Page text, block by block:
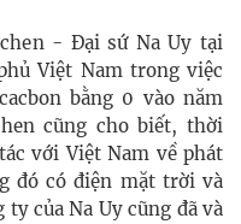
- Đại sứ Na Uy tại
Việt Nam trong việc
bằng 0 vào năm
cũng cho biết, thời
với Việt Nam về phát
đó có điện mặt trời và
của Na Uy cũng đã và